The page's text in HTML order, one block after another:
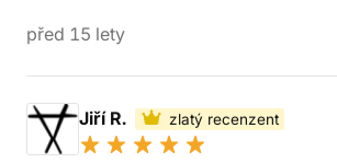
před 15 lety
Jiří R. zlatý recenzent